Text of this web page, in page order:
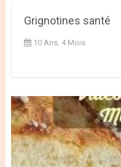
Grignotines santé
10 Ans, 4 Mois